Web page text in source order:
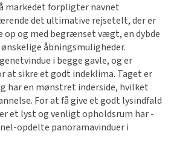
markedet forpligter navnet
det ultimative rejsetelt, der er
og med begrænset vægt, en dybde
åbningsmuligheder.
i begge gavle, og er
at sikre et godt indeklima. Taget er
har en mønstret inderside, hvilket
For at få give et godt lysindfald
et lyst og venligt opholdsrum har
opdelte panoramavinduer i